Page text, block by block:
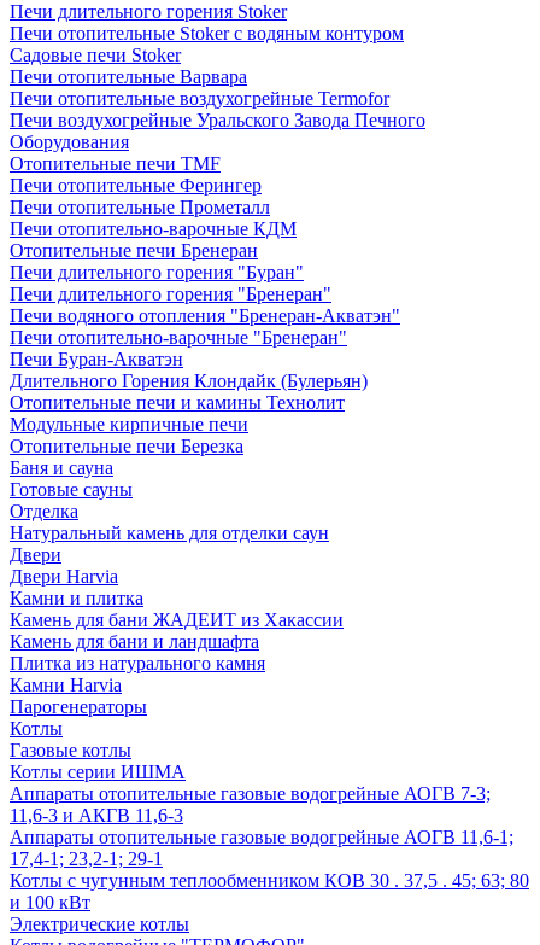
Печи длительного горения Stoker
Печи отопительные Stoker с водяным контуром
Садовые печи Stoker
Печи отопительные Варвара
Печи отопительные воздухогрейные Termofor
Печи воздухогрейные Уральского Завода Печного
Оборудования
Отопительные печи TMF
Печи отопительные Ферингер
Печи отопительные Прометалл
Печи отопительно-варочные КДМ
Отопительные печи Бренеран
Печи длительного горения "Буран"
Печи длительного горения "Бренеран"
Печи водяного отопления "Бренеран-Акватэн"
Печи отопительно-варочные "Бренеран"
Печи Буран-Акватэн
Длительного Горения Клондайк (Булерьян)
Отопительные печи и камины Технолит
Модульные кирпичные печи
Отопительные печи Березка
Баня и сауна
Готовые сауны
Отделка
Натуральный камень для отделки саун
Двери
Двери Harvia
Камни и плитка
Камень для бани ЖАДЕИТ из Хакассии
Камень для бани и ландшафта
Плитка из натурального камня
Камни Harvia
Парогенераторы
Котлы
Газовые котлы
Котлы серии ИШМА
Аппараты отопительные газовые водогрейные АОГВ 7-3;
11,6-3 и АКГВ 11,6-3
Аппараты отопительные газовые водогрейные АОГВ 11,6-1;
17,4-1; 23,2-1; 29-1
Котлы с чугунным теплообменником КОВ 30 . 37,5 . 45; 63; 80
и 100 кВт
Электрические котлы